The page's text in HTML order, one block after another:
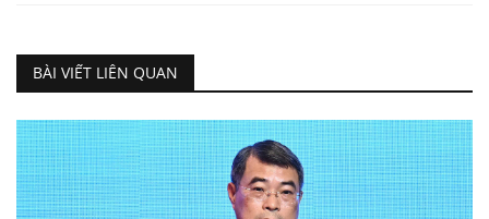
BÀI VIẾT LIÊN QUAN